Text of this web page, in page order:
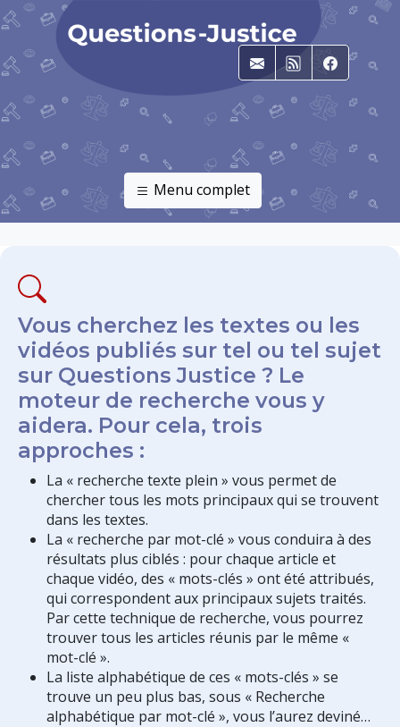
E-mailRSS
Menu complet
Vous cherchez les textes ou les
vidéos publiés sur tel ou tel sujet
sur Questions Justice ? Le
moteur de recherche vous y
aidera. Pour cela, trois
approches :
La « recherche texte plein » vous permet de
chercher tous les mots principaux qui se trouvent
dans les textes.
La « recherche par mot-clé » vous conduira à des
résultats plus ciblés : pour chaque article et
chaque vidéo, des « mots-clés » ont été attribués,
qui correspondent aux principaux sujets traités.
Par cette technique de recherche, vous pourrez
trouver tous les articles réunis par le même «
mot-clé ».
La liste alphabétique de ces « mots-clés » se
trouve un peu plus bas, sous « Recherche
alphabétique par mot-clé », vous l’aurez deviné…